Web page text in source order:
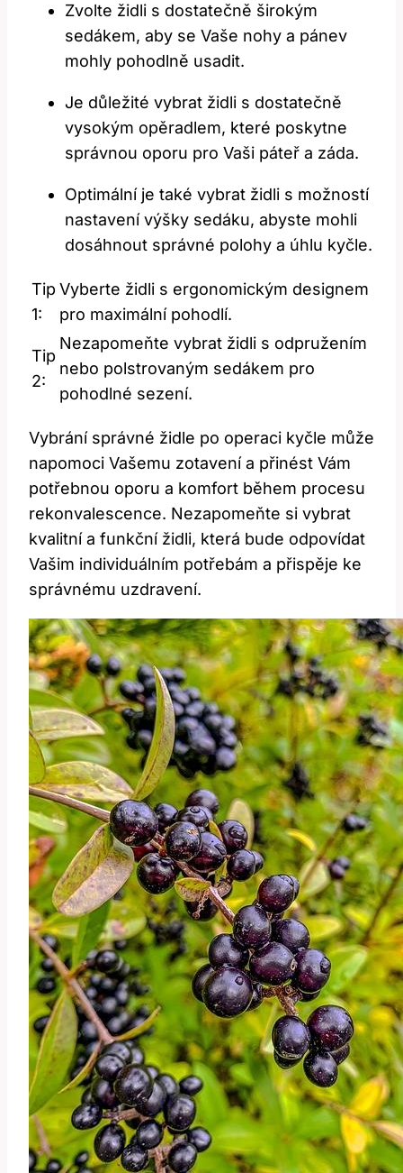
Zvolte židli s dostatečně širokým
sedákem, aby se Vaše nohy a pánev
mohly pohodlně usadit.
Je důležité vybrat židli s dostatečně
vysokým opěradlem, které poskytne
správnou oporu pro Vaši páteř a záda.
Optimální je také vybrat židli s možností
nastavení výšky sedáku, abyste mohli
dosáhnout správné polohy a úhlu kyčle.
Tip
1:
Vyberte židli s ergonomickým designem
pro maximální pohodlí.
Tip
2:
Nezapomeňte vybrat židli s odpružením
nebo polstrovaným sedákem pro
pohodlné sezení.
Vybrání správné židle po operaci kyčle může
napomoci Vašemu zotavení a přinést Vám
potřebnou oporu a komfort během procesu
rekonvalescence. Nezapomeňte si vybrat
kvalitní a funkční židli, která bude odpovídat
Vašim individuálním potřebám a přispěje ke
správnému uzdravení.